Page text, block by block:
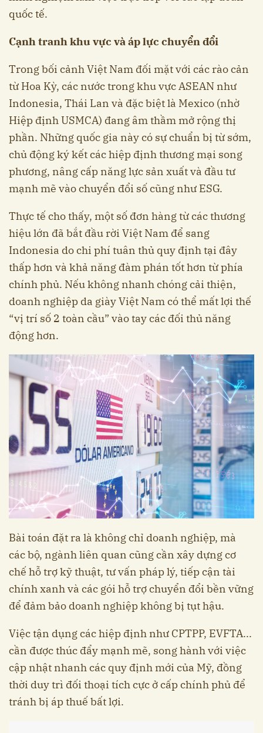
quốc tế.
Cạnh tranh khu vực và áp lực chuyển đổi
Trong bối cảnh Việt Nam đối mặt với các rào cản
từ Hoa Kỳ, các nước trong khu vực ASEAN như
Indonesia, Thái Lan và đặc biệt là Mexico (nhờ
Hiệp định USMCA) đang âm thầm mở rộng thị
phần. Những quốc gia này có sự chuẩn bị từ sớm,
chủ động ký kết các hiệp định thương mại song
phương, nâng cấp năng lực sản xuất và đầu tư
mạnh mẽ vào chuyển đổi số cũng như ESG.
Thực tế cho thấy, một số đơn hàng từ các thương
hiệu lớn đã bắt đầu rời Việt Nam để sang
Indonesia do chi phí tuân thủ quy định tại đây
thấp hơn và khả năng đàm phán tốt hơn từ phía
chính phủ. Nếu không nhanh chóng cải thiện,
doanh nghiệp da giày Việt Nam có thể mất lợi thế
“vị trí số 2 toàn cầu” vào tay các đối thủ năng
động hơn.
Bài toán đặt ra là không chỉ doanh nghiệp, mà
các bộ, ngành liên quan cũng cần xây dựng cơ
chế hỗ trợ kỹ thuật, tư vấn pháp lý, tiếp cận tài
chính xanh và các gói hỗ trợ chuyển đổi bền vững
để đảm bảo doanh nghiệp không bị tụt hậu.
Việc tận dụng các hiệp định như CPTPP, EVFTA...
cần được thúc đẩy mạnh mẽ, song hành với việc
cập nhật nhanh các quy định mới của Mỹ, đồng
thời duy trì đối thoại tích cực ở cấp chính phủ để
tránh bị áp thuế bất lợi.